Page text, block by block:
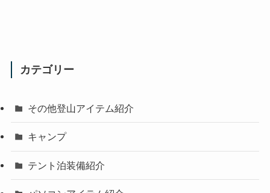
カテゴリー
その他登山アイテム紹介
キャンプ
テント泊装備紹介